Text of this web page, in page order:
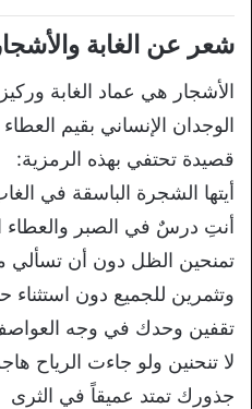
شعر عن الغابة
الأشجار هي عماد الغابة
الوجدان الإنساني بقيم العطاء
قصيدة تحتفي بهذه الرمزية:
أيتها الشجرة الباسقة في
أنتِ درسٌ في الصبر والعطاء
تمنحين الظل دون أن تسألي
وتثمرين للجميع دون استثناء
تقفين وحدك في وجه
لا تنحنين ولو جاءت الرياح
جذورك تمتد عميقاً في الثرى